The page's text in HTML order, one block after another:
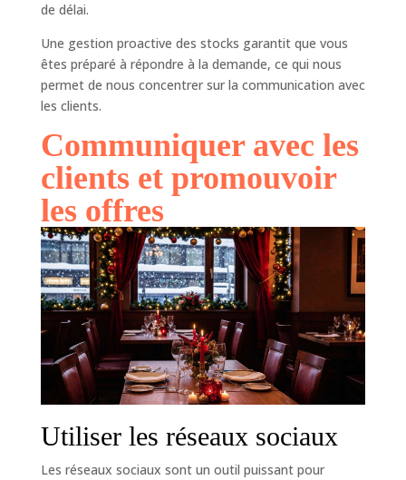
de délai.
Une gestion proactive des stocks garantit que vous
êtes préparé à répondre à la demande, ce qui nous
permet de nous concentrer sur la communication avec
les clients.
Communiquer avec les
clients et promouvoir
les offres
Utiliser les réseaux sociaux
Les réseaux sociaux sont un outil puissant pour